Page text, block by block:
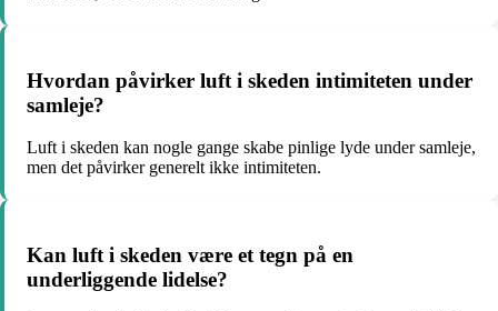
Hvordan påvirker luft i skeden intimiteten under
samleje?
Luft i skeden kan nogle gange skabe pinlige lyde under samleje,
men det påvirker generelt ikke intimiteten.
Kan luft i skeden være et tegn på en
underliggende lidelse?